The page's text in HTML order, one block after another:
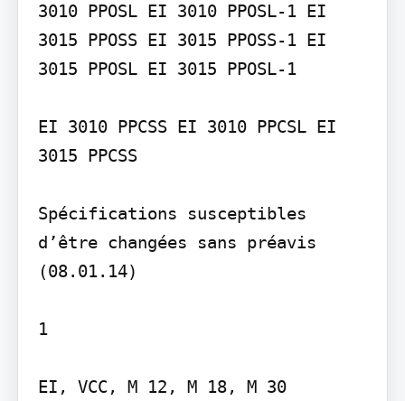
3010 PPOSL EI 3010 PPOSL-1 EI
3015 PPOSS EI 3015 PPOSS-1 EI
3015 PPOSL EI 3015 PPOSL-1
EI 3010 PPCSS EI 3010 PPCSL EI
3015 PPCSS
Spécifications susceptibles
d’être changées sans préavis
(08.01.14)
1
EI, VCC, M 12, M 18, M 30